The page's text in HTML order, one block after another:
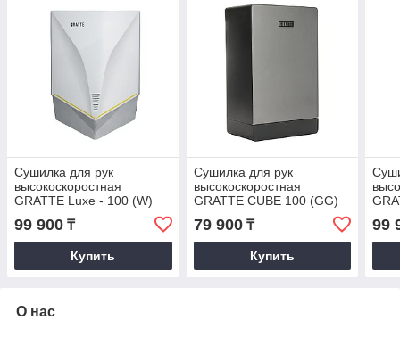
Сушилка для рук
высокоскоростная
GRATTE Luxe - 100 (W)
99 900 ₸
Купить
Сушилка для рук
высокоскоростная
GRATTE CUBE 100 (GG)
79 900₸
Купить
99
О нас